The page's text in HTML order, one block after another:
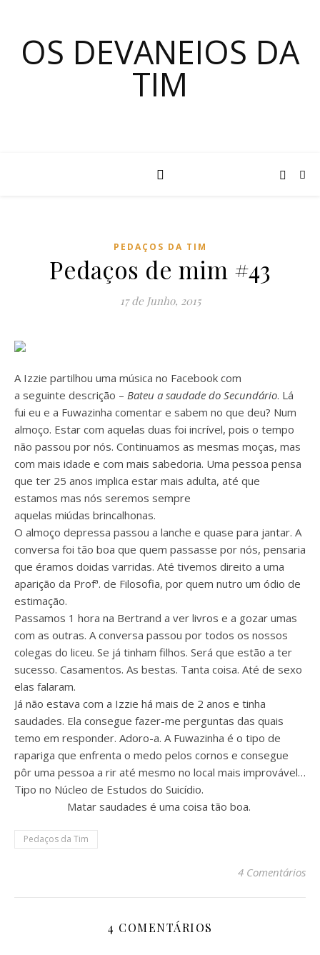
OS DEVANEIOS DA
TIM
PEDAÇOS DA TIM
Pedaços de mim #43
17 de Junho, 2015
A Izzie partilhou uma música no Facebook com
a seguinte descrição – Bateu a saudade do Secundário. Lá
fui eu e a Fuwazinha comentar e sabem no que deu? Num
almoço. Estar com aquelas duas foi incrível, pois o tempo
não passou por nós. Continuamos as mesmas moças, mas
com mais idade e com mais sabedoria. Uma pessoa pensa
que ter 25 anos implica estar mais adulta, até que
estamos mas nós seremos sempre
aquelas miúdas brincalhonas.
O almoço depressa passou a lanche e quase para jantar. A
conversa foi tão boa que quem passasse por nós, pensaria
que éramos doidas varridas. Até tivemos direito a uma
aparição da Profª. de Filosofia, por quem nutro um ódio de
estimação.
Passamos 1 hora na Bertrand a ver livros e a gozar umas
com as outras. A conversa passou por todos os nossos
colegas do liceu. Se já tinham filhos. Será que estão a ter
sucesso. Casamentos. As bestas. Tanta coisa. Até de sexo
elas falaram.
Já não estava com a Izzie há mais de 2 anos e tinha
saudades. Ela consegue fazer-me perguntas das quais
temo em responder. Adoro-a. A Fuwazinha é o tipo de
rapariga que enfrenta o medo pelos cornos e consegue
pôr uma pessoa a rir até mesmo no local mais improvável…
Tipo no Núcleo de Estudos do Suicídio.
Matar saudades é uma coisa tão boa.
Pedaços da Tim
4 Comentários
4 COMENTÁRIOS